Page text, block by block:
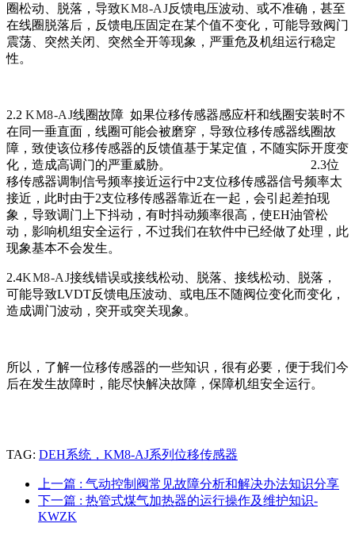
圈松动、脱落，导致KM8-AJ反馈电压波动、或不准确，甚至
在线圈脱落后，反馈电压固定在某个值不变化，可能导致阀门
震荡、突然关闭、突然全开等现象，严重危及机组运行稳定
性。
2.2 KM8-AJ线圈故障 如果位移传感器感应杆和线圈安装时不
在同一垂直面，线圈可能会被磨穿，导致位移传感器线圈故
障，致使该位移传感器的反馈值基于某定值，不随实际开度变
化，造成高调门的严重威胁。 2.3位
移传感器调制信号频率接近运行中2支位移传感器信号频率太
接近，此时由于2支位移传感器靠近在一起，会引起差拍现
象，导致调门上下抖动，有时抖动频率很高，使EH油管松
动，影响机组安全运行，不过我们在软件中已经做了处理，此
现象基本不会发生。
2.4KM8-AJ接线错误或接线松动、脱落、接线松动、脱落，
可能导致LVDT反馈电压波动、或电压不随阀位变化而变化，
造成调门波动，突开或突关现象。
所以，了解一位移传感器的一些知识，很有必要，便于我们今
后在发生故障时，能尽快解决故障，保障机组安全运行。
TAG: DEH系统，KM8-AJ系列位移传感器
上一篇 : 气动控制阀常见故障分析和解决办法知识分享
下一篇 : 热管式煤气加热器的运行操作及维护知识-
KWZK